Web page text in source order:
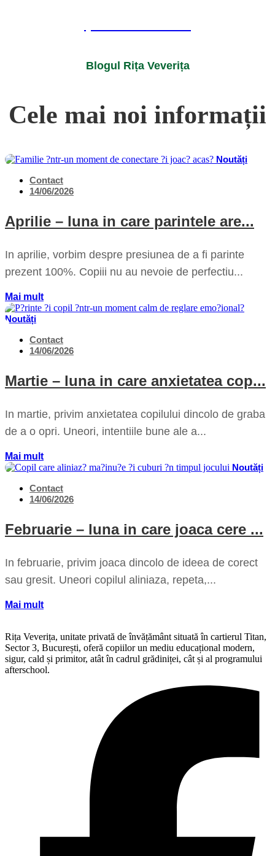
Blogul Rița Veverița
Cele mai noi informații
Noutăți
Contact
14/06/2026
Aprilie – luna in care parintele are...
In aprilie, vorbim despre presiunea de a fi parinte
prezent 100%. Copiii nu au nevoie de perfectiu...
Mai mult
Noutăți
Contact
14/06/2026
Martie – luna in care anxietatea cop...
In martie, privim anxietatea copilului dincolo de graba
de a o opri. Uneori, intentiile bune ale a...
Mai mult
Noutăți
Contact
14/06/2026
Februarie – luna in care joaca cere ...
In februarie, privim joaca dincolo de ideea de corect
sau gresit. Uneori copilul aliniaza, repeta,...
Mai mult
Rița Veverița, unitate privată de învățământ situată în cartierul Titan,
Sector 3, București, oferă copiilor un mediu educațional modern,
sigur, cald și primitor, atât în cadrul grădiniței, cât și al programului
afterschool.